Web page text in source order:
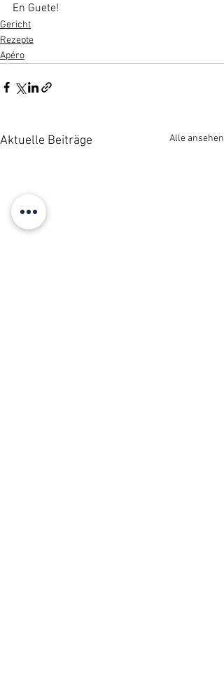
En Guete!
Gericht
Rezepte
Apéro
Aktuelle Beiträge Alle ansehen